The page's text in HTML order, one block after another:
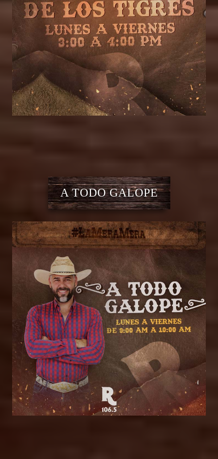
A TODO GALOPE